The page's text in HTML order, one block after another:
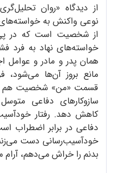
از دیدگاه «روان
نوعی واکنش به
از شخصیت است که در
خواسته‌های نهاد به فرد
همان پدر و مادر و عوامل
مانع بروز آن‌ها می‌شود،
قسمت «من» شخصیت هم
سازوکارهای دفاعی
کاهش دهد. رفتار
دفاعی در برابر اضطراب
خود‌آسیب‌رسانی دست
بدنم را خراش می‌دهم، آرام